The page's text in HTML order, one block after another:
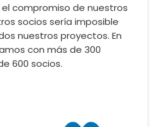
el compromiso de nuestros
socios sería imposible
nuestros proyectos. En
con más de 300
600 socios.